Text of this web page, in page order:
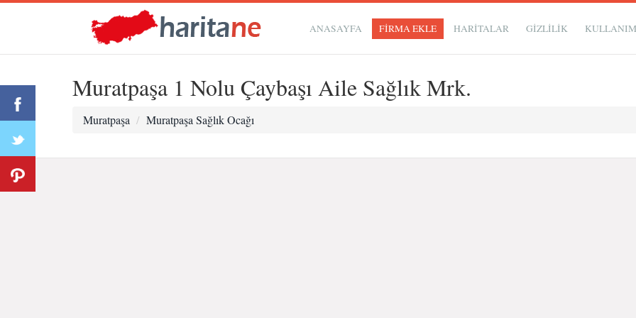
ANASAYFA FİRMA EKLE HARİTALAR GIZLILIK
Muratpaşa 1 Nolu Çaybaşı Aile Sağlık Mrk.
Muratpaşa Muratpaşa Sağlık Ocağı